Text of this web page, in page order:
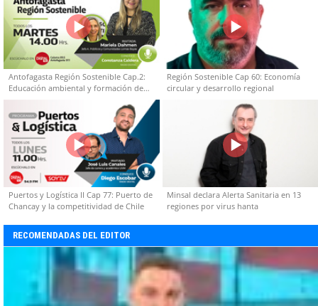
Antofagasta Región Sostenible Cap.2:
Educación ambiental y formación de
capacidades técnicas
Región Sostenible Cap 60: Economía
circular y desarrollo regional
Puertos y Logística II Cap 77: Puerto de
Chancay y la competitividad de Chile
Minsal declara Alerta Sanitaria en 13
regiones por virus hanta
RECOMENDADAS DEL EDITOR